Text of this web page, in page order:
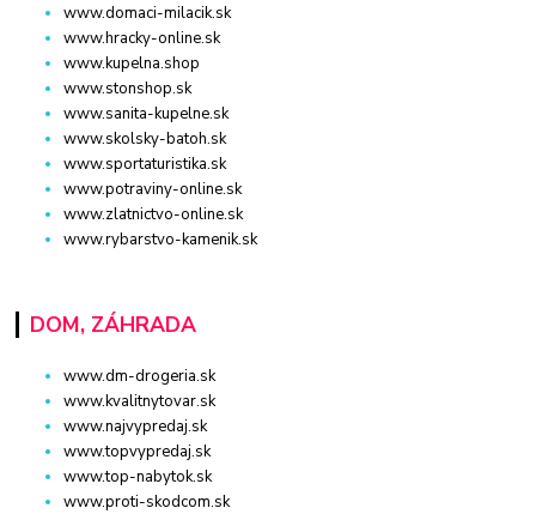
www.domaci-milacik.sk
www.hracky-online.sk
www.kupelna.shop
www.stonshop.sk
www.sanita-kupelne.sk
www.skolsky-batoh.sk
www.sportaturistika.sk
www.potraviny-online.sk
www.zlatnictvo-online.sk
www.rybarstvo-kamenik.sk
DOM, ZÁHRADA
www.dm-drogeria.sk
www.kvalitnytovar.sk
www.najvypredaj.sk
www.topvypredaj.sk
www.top-nabytok.sk
www.proti-skodcom.sk